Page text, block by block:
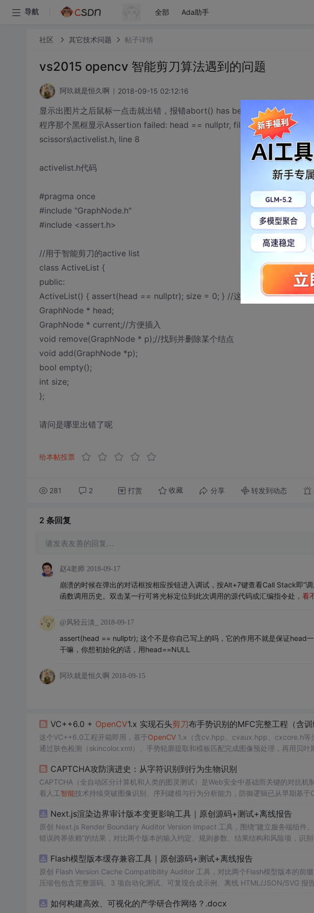
导航 全部 Ada助手
社区 其它技术问题 帖子详情
vs2015 opencv 智能剪刀算法遇到的问题
阿玖就是恒久啊 2018-09-15 02:12:16
显示出图片之后鼠标一点击就出错，报错abort() has been called
程序那个黑框显示Assertion failed: head == nullptr, file
scissors\activelist.h, line 8
activelist.h代码
#pragma once
#include "GraphNode.h"
#include <assert.h>
//用于智能剪刀的active list
class ActiveList {
public:
ActiveList() { assert(head == nullptr); size = 0; } //这是line 8
GraphNode * head;
GraphNode * current;//方便插入
void remove(GraphNode * p);//找到并删除某个结点
void add(GraphNode *p);
bool empty();
int size;
};
请问是哪里出错了呢
给本帖投票
281 2 打赏 收藏 分享 转发到动态
2 条回复
请发表友善的回复…
赵4老师 2018-09-17
崩溃的时候在弹出的对话框按相应按钮进入调试，按Alt+7键查看Call Stack即“
函数调用历史。双击某一行可将光标定位到此次调用的源代码或汇编指令处， 看
@风轻云淡_ 2018-09-17
assert(head == nullptr); 这个不是你自己写上的吗，它的作用不就是保证head
干嘛，你想初始化的话，用head==NULL
阿玖就是恒久啊 2018-09-15
VC++6.0 + OpenCV1.x 实现石头剪刀布手势识别的MFC完整工程（含训
这个VC++6.0工程开箱即用，基于OpenCV1.x（含cv.hpp、cvaux.hpp、cxcore.h等
通过肤色检测（skincolor.xml）、手势轮廓提取和模板匹配完成图像预处理，再用贝
等）识别，结果动态显示在界面上。工程自带训练
CAPTCHA攻防演进史：从字符识别到行为生物识别
CAPTCHA（全自动区分计算机和人类的图灵测试）是Web安全中基础而关键的对抗
着人工智能技术持续突破图像识别、序列建模与行为分析能力，防御逻辑已从早期基于
HA v3和Cloudflare Turnstile，不再依赖用户主动答题，而是通过无感采集与上下文建
Next.js渲染边界审计版本变更影响工具｜原创源码+测试+离线报告
原创 Next.js Render Boundary Auditor Version Impact 工具，围绕“建立服务端组件
错误跨界依赖”的结果，对比两个版本的输入约定、规则参数、结果结构和风险项，识
创与授权声明。运行时零第三方依赖，不包含热点产品或开源项目源码、Logo、官方截
Flash模型版本缓存兼容工具｜原创源码+测试+离线报告
原创 Flash Version Cache Compatibility Auditor 工具，对比两个Flash模型版本的前
压缩包包含完整源码、3 项自动化测试、可复现合成示例、离线 HTML/JSON/SVG 报
产日志或其他受限素材。
如何构建高效、可视化的产学研合作网络？.docx